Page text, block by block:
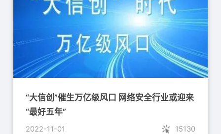
“大信创”催生万亿级风口 网络安全行业或迎来
“最好五年”
2022-11-01 15130